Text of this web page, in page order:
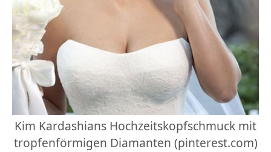
Kim Kardashians Hochzeitskopfschmuck mit
tropfenförmigen Diamanten (pinterest.com)